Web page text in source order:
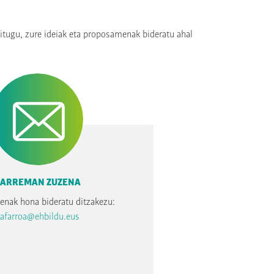
zure ideiak eta proposamenak bideratu ahal
ZUZENA
hona bideratu ditzakezu: